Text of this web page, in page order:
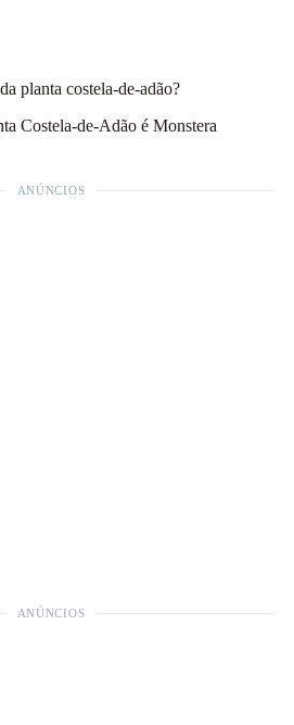
planta costela-de-adão?
Costela-de-Adão é Monstera
ANÚNCIOS
ANÚNCIOS